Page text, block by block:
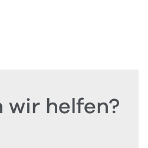
wir helfen?